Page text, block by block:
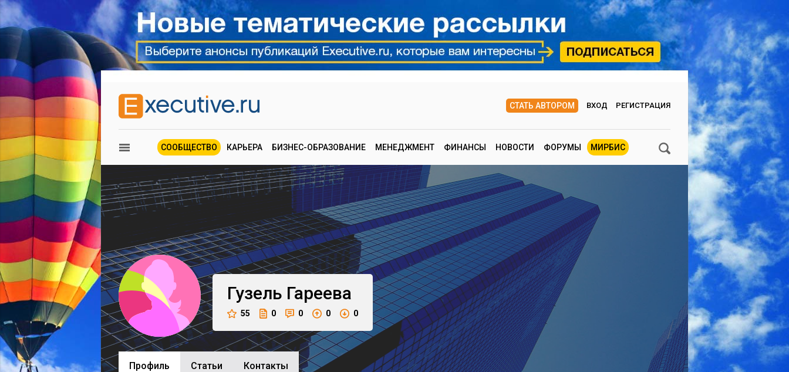
СТАТЬ АВТОРОМ ВХОД РЕГИСТРАЦИЯ
СООБЩЕСТВО КАРЬЕРА БИЗНЕС-ОБРАЗОВАНИЕ МЕНЕДЖМЕНТ ФИНАНСЫ НОВОСТИ ФОРУМЫ МИРБИС
Гузель Гареева
55 0 0 0 0
Профиль Cтатьи Контакты